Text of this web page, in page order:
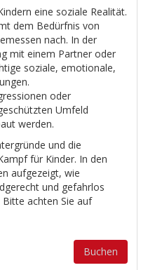
eine soziale Realität.
dem Bedürfnis von
nach. In der
mit einem Partner oder
soziale, emotionale,
oder
Umfeld
werden.
und die
für Kinder. In den
aufgezeigt, wie
und gefahrlos
achten Sie auf
Buchen